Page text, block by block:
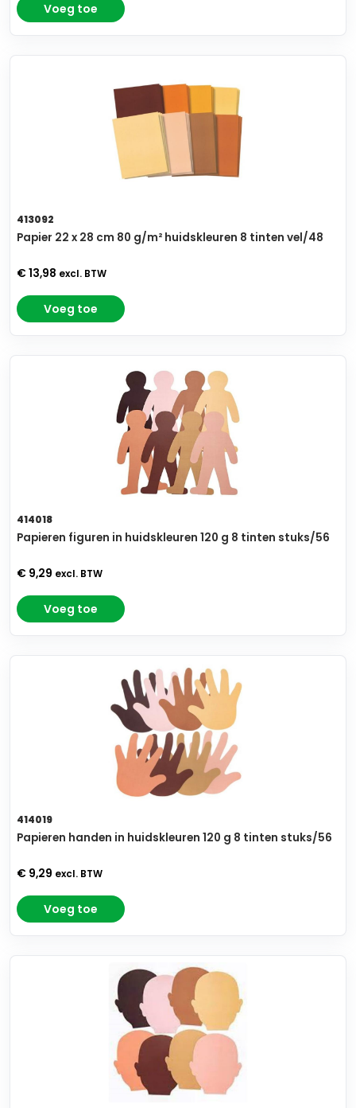
Voeg toe
413092
Papier 22 x 28 cm 80 g/m² huidskleuren 8 tinten vel/48
€ 13,98 excl. BTW
Voeg toe
414018
Papieren figuren in huidskleuren 120 g 8 tinten stuks/56
€ 9,29 excl. BTW
Voeg toe
414019
Papieren handen in huidskleuren 120 g 8 tinten stuks/56
€ 9,29 excl. BTW
Voeg toe